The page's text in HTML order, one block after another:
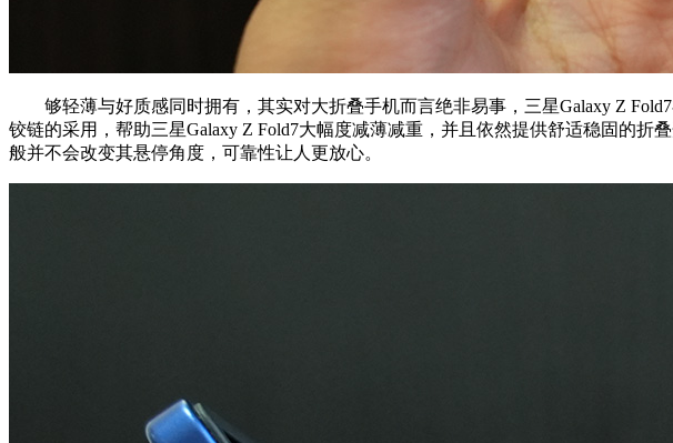
够轻薄与好质感同时拥有，其实对大折叠手机而言绝非易事，三星Galaxy Z
铰链的采用，帮助三星Galaxy Z Fold7大幅度减薄减重，并且依然提供舒适稳固的
般并不会改变其悬停角度，可靠性让人更放心。